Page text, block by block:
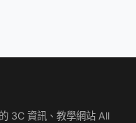
3C 資訊、教學網站 All